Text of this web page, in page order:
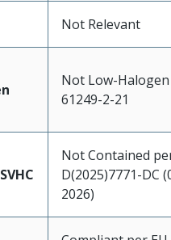
Not Relevant
Not Low-Halogen
61249-2-21
Not Contained
D(2025)7771-DC
2026)